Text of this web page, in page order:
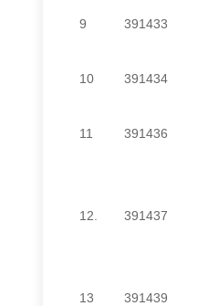
9 391433
10 391434
11 391436
12. 391437
13 391439